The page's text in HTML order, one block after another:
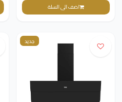
اضف الى السلة
جديد